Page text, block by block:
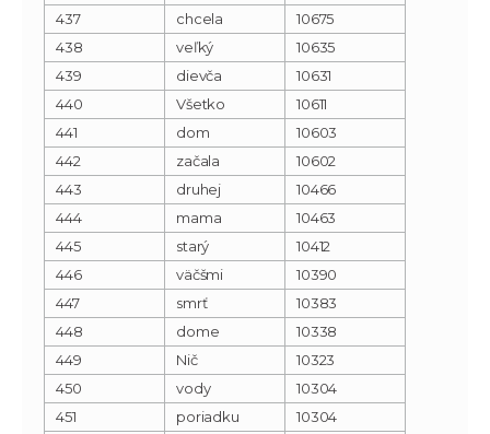
437 chcela
10675
438
veľký
10635
439
dievča
10631
440
Všetko
10611
441
dom
10603
442
začala
10602
443
druhej
10466
444
mama
10463
445
starý
10412
446
väčšmi
10390
447
smrť
10383
448
dome
10338
449
Nič
10323
450
vody
10304
451
poriadku
10304